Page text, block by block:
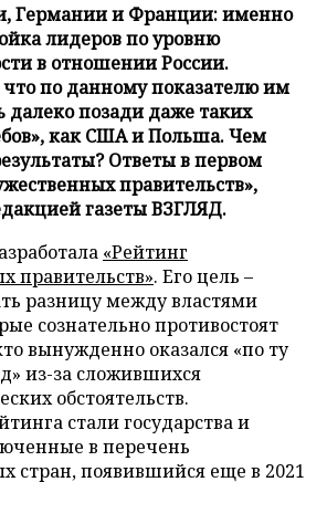
Германии и Франции: именно
лидеров по уровню
в отношении России.
по данному показателю им
далеко позади даже таких
как США и Польша. Чем
Ответы в первом
правительств»,
газеты ВЗГЛЯД.
«Рейтинг
правительств». Его цель –
разницу между властями
сознательно противостоят
вынужденно оказался «по ту
из-за сложившихся
обстоятельств.
стали государства и
в перечень
стран, появившийся еще в 2021